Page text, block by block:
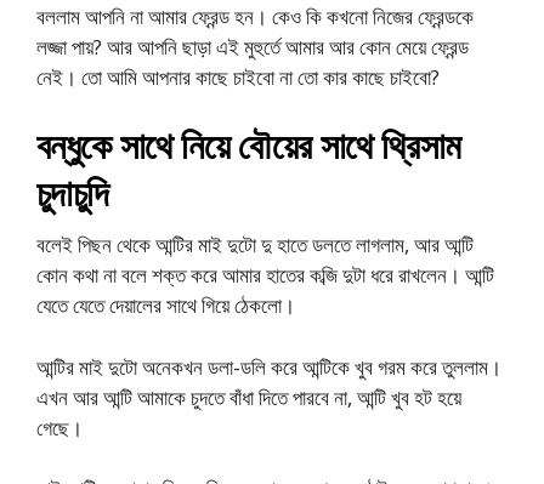
বললাম আপনি না আমার ফ্রেন্ড হন। কেও কি কখনো নিজের ফ্রেন্ডকে
লজ্জা পায়? আর আপনি ছাড়া এই মুহুর্তে আমার আর কোন মেয়ে ফ্রেন্ড
নেই। তো আমি আপনার কাছে চাইবো না তো কার কাছে চাইবো?
বন্ধুকে সাথে নিয়ে বৌয়ের সাথে থ্রিসাম
চুদাচুদি
বলেই পিছন থেকে আন্টির মাই দুটো দু হাতে ডলতে লাগলাম, আর আন্টি
কোন কথা না বলে শক্ত করে আমার হাতের কব্জি দুটা ধরে রাখলেন। আন্টি
যেতে যেতে দেয়ালের সাথে গিয়ে ঠেকলো।
আন্টির মাই দুটো অনেকখন ডলা-ডলি করে আন্টিকে খুব গরম করে তুললাম।
এখন আর আন্টি আমাকে চুদতে বাঁধা দিতে পারবে না, আন্টি খুব হট হয়ে
গেছে।